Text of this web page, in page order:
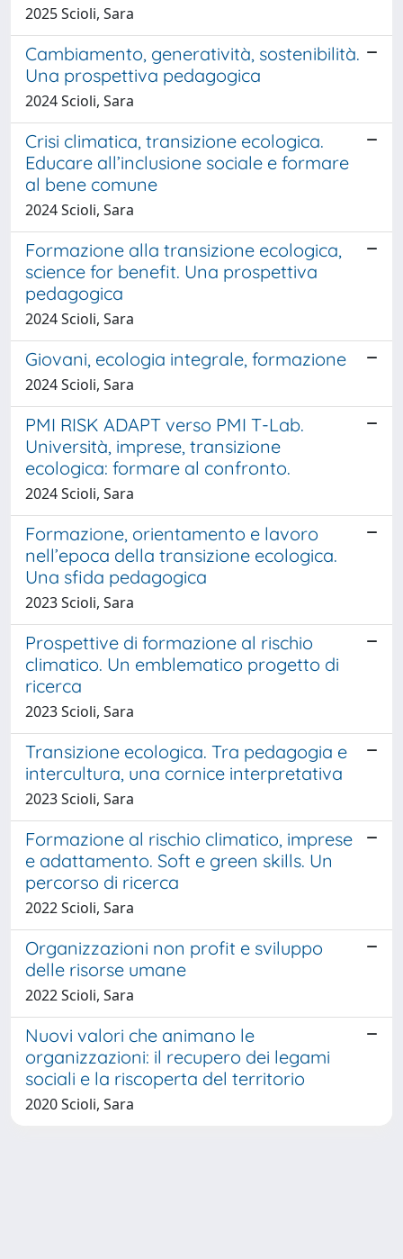
2025 Scioli, Sara
Cambiamento, generatività, sostenibilità.
Una prospettiva pedagogica
2024 Scioli, Sara
Crisi climatica, transizione ecologica.
Educare all’inclusione sociale e formare
al bene comune
2024 Scioli, Sara
Formazione alla transizione ecologica,
science for benefit. Una prospettiva
pedagogica
2024 Scioli, Sara
Giovani, ecologia integrale, formazione
2024 Scioli, Sara
PMI RISK ADAPT verso PMI T-Lab.
Università, imprese, transizione
ecologica: formare al confronto.
2024 Scioli, Sara
Formazione, orientamento e lavoro
nell’epoca della transizione ecologica.
Una sfida pedagogica
2023 Scioli, Sara
Prospettive di formazione al rischio
climatico. Un emblematico progetto di
ricerca
2023 Scioli, Sara
Transizione ecologica. Tra pedagogia e
intercultura, una cornice interpretativa
2023 Scioli, Sara
Formazione al rischio climatico, imprese
e adattamento. Soft e green skills. Un
percorso di ricerca
2022 Scioli, Sara
Organizzazioni non profit e sviluppo
delle risorse umane
2022 Scioli, Sara
Nuovi valori che animano le
organizzazioni: il recupero dei legami
sociali e la riscoperta del territorio
2020 Scioli, Sara